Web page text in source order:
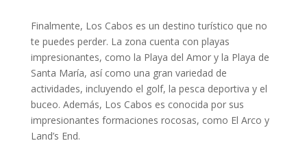
Finalmente, Los Cabos es un destino turístico que no
te puedes perder. La zona cuenta con playas
impresionantes, como la Playa del Amor y la Playa de
Santa María, así como una gran variedad de
actividades, incluyendo el golf, la pesca deportiva y el
buceo. Además, Los Cabos es conocida por sus
impresionantes formaciones rocosas, como El Arco y
Land’s End.